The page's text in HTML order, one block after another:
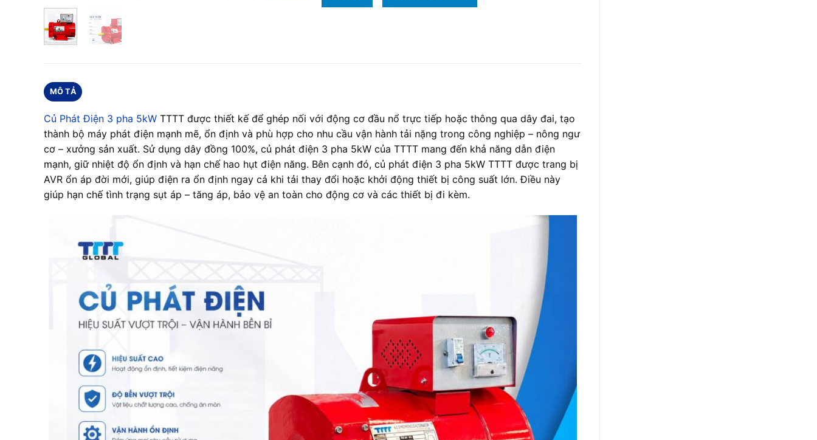
MÔ TẢ
Củ Phát Điện 3 pha 5kW TTTT được thiết kế để ghép nối với động cơ đầu nổ trực tiếp hoặc thông qua dây đai, tạo
thành bộ máy phát điện mạnh mẽ, ổn định và phù hợp cho nhu cầu vận hành tải nặng trong công nghiệp – nông ngư
cơ – xưởng sản xuất. Sử dụng dây đồng 100%, củ phát điện 3 pha 5kW của TTTT mang đến khả năng dẫn điện
mạnh, giữ nhiệt độ ổn định và hạn chế hao hụt điện năng. Bên cạnh đó, củ phát điện 3 pha 5kW TTTT được trang bị
AVR ổn áp đời mới, giúp điện ra ổn định ngay cả khi tải thay đổi hoặc khởi động thiết bị công suất lớn. Điều này
giúp hạn chế tình trạng sụt áp – tăng áp, bảo vệ an toàn cho động cơ và các thiết bị đi kèm.